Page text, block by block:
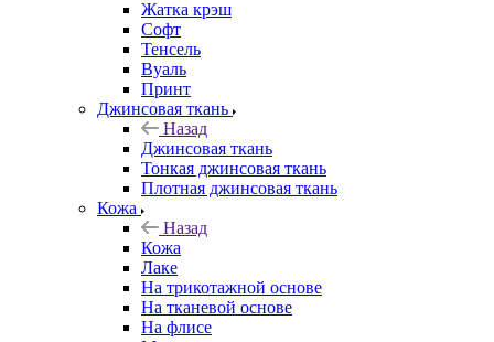
Жатка крэш
Софт
Тенсель
Вуаль
Принт
Джинсовая ткань
Назад
Джинсовая ткань
Тонкая джинсовая ткань
Плотная джинсовая ткань
Кожа
Назад
Кожа
Лаке
На трикотажной основе
На тканевой основе
На флисе